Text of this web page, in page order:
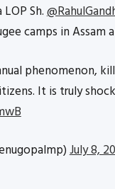
Sh.
camps in Assam
phenomenon,
It is truly
July 8,